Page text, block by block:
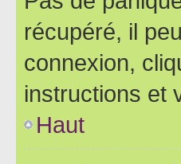
récupéré, il
connexion,
instructions et
Haut